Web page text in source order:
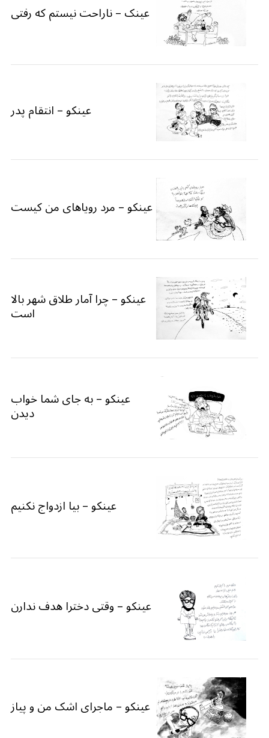
عینک – ناراحت نیستم که رفتی
عینکو – انتقام پدر
عینکو – مرد رویاهای من کیست
عینکو – چرا آمار طلاق شهر بالا
است
عینکو – به جای شما خواب
دیدن
عینکو – بیا ازدواج نکنیم
عینکو – وقتی دخترا هدف ندارن
عینکو – ماجرای اشک من و پیاز